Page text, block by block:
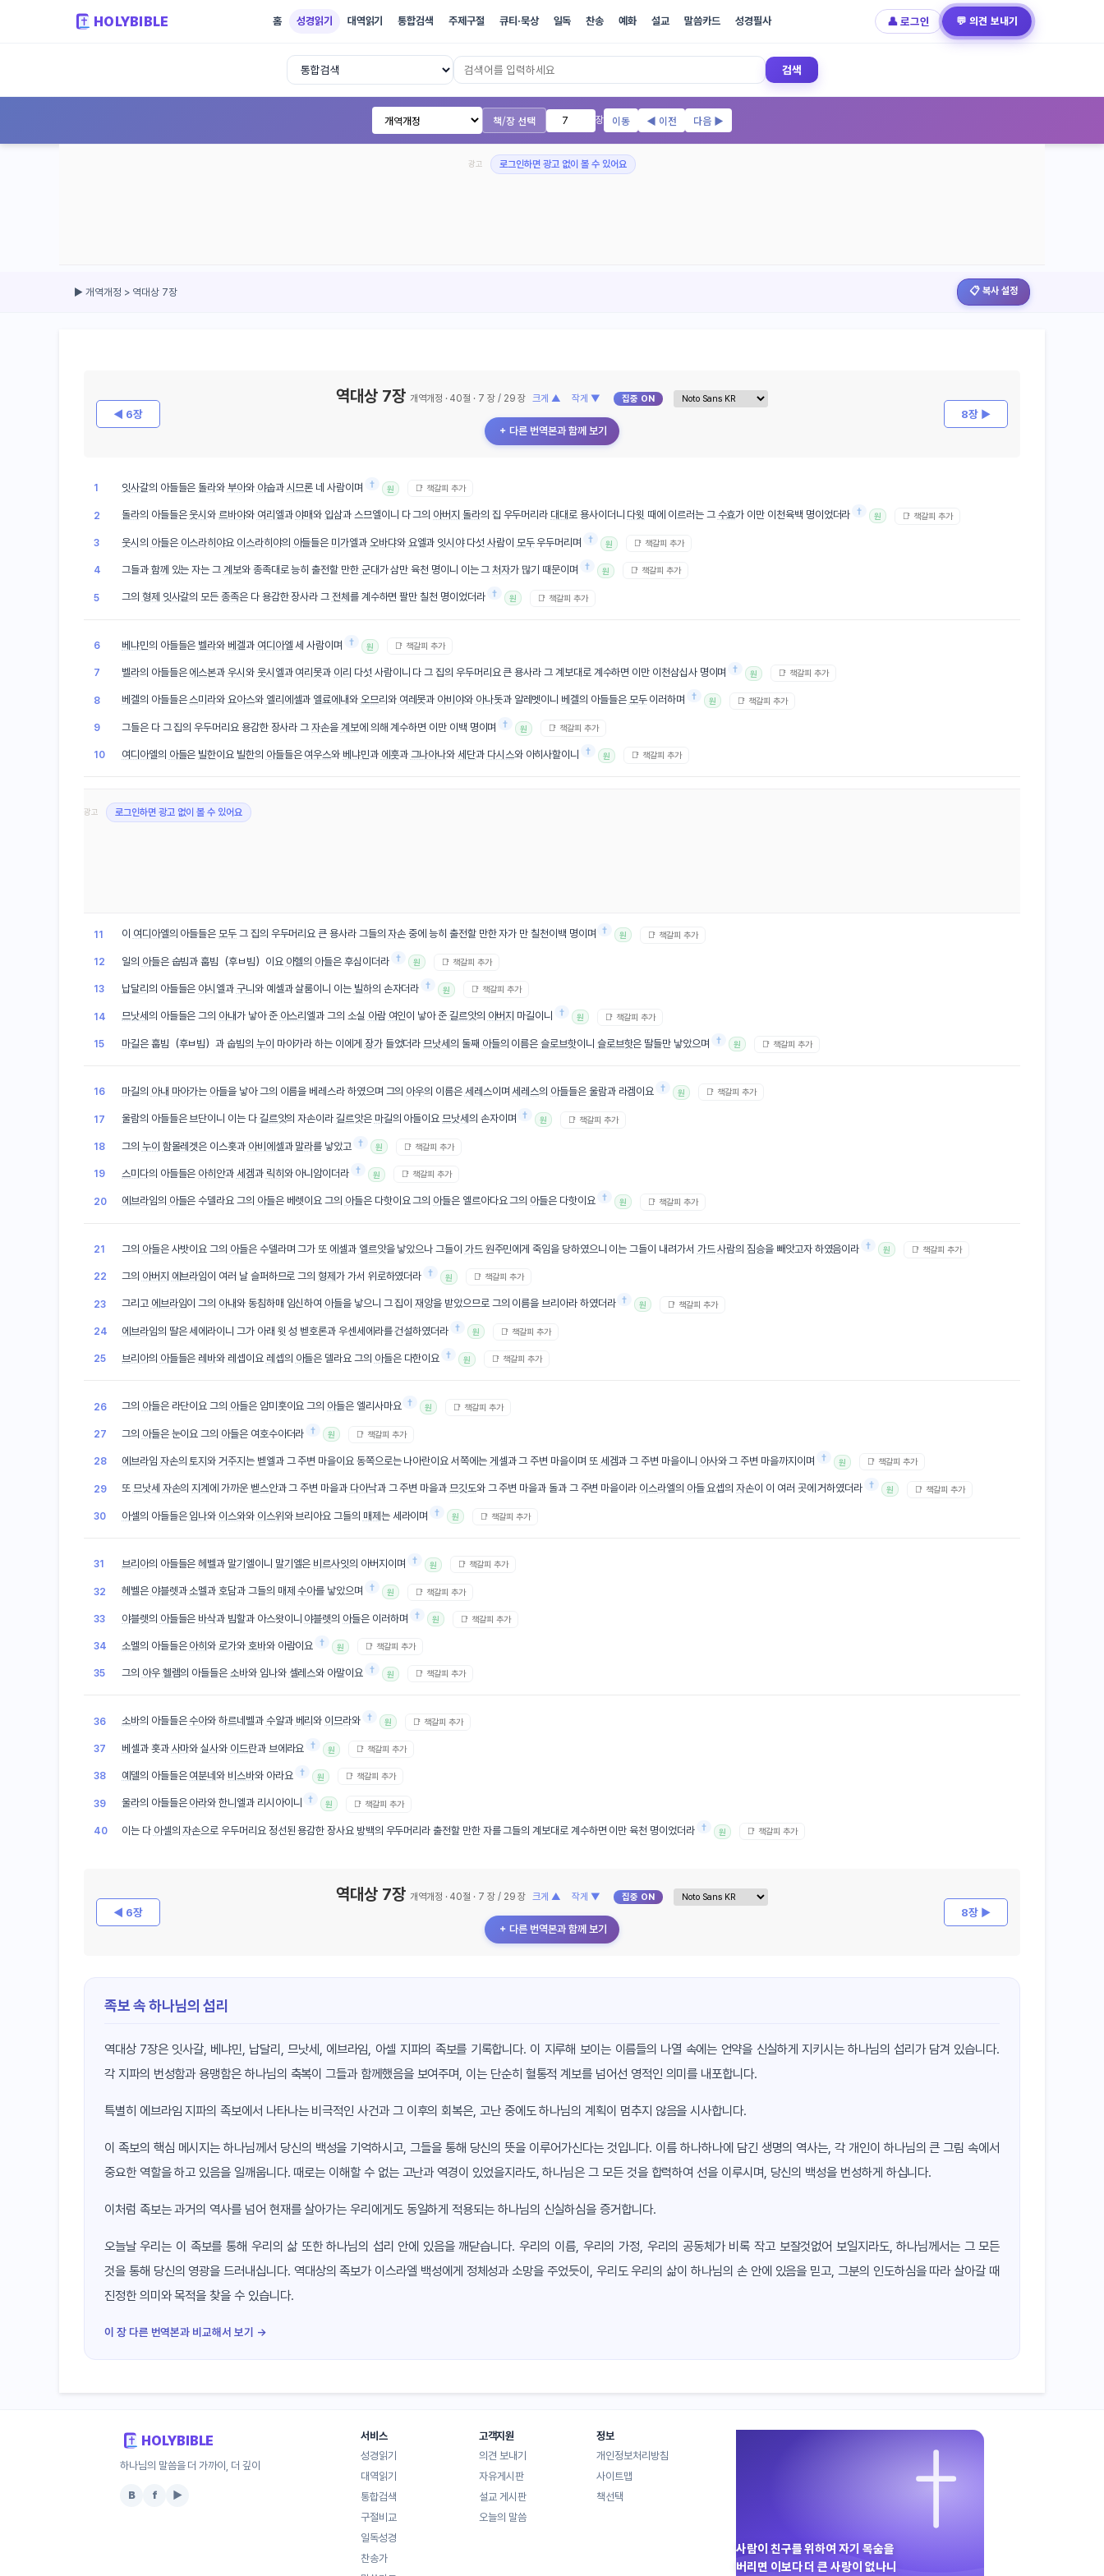
HOLYBIBLE 홈 성경읽기 대역읽기 통합검색 주제구절 큐티·묵상 일독 찬송 예화 설교 말씀카드 성경필사 👤 로그인 💬 의견 보내기
성경읽기 - 개역개정 개역한글 NIV KJV 17개 번역본 온라인 성경 검색
책/장 선택 장 이동 ◀ 이전 다음 ▶
광고 로그인하면 광고 없이 볼 수 있어요
▶ 개역개정 > 역대상 7장 📋 복사 설정
◀ 6장
역대상 7장 개역개정 · 40절 · 7 장 / 29 장 크게 ▲ 작게 ▼ 집중 ON
＋ 다른 번역본과 함께 보기
8장 ▶
1 잇사갈의 아들들은돌라와부아와 야숩과 시므론 네 사람이며 † 원 📑 책갈피 추가
2 돌라의 아들들은웃시와르바야와 여리엘과 야매와 입삼과 스므엘이니 다 그의 아버지 돌라의 집 우두머리라 대대로 용사이더니 다윗 때에 이르러는 그 수효가 이만 이천육백 명이었더라 † 원 📑 책갈피 추가
3 웃시 의 아들은 이스라히야요 이스라히야의 아들들은 미가엘과 오바댜와 요엘과 잇시야다섯 사람이 모두우두머리며 † 원 📑 책갈피 추가
4 그들과 함께 있는 자는 그 계보와 종족대로 능히 출전할 만한 군대가 삼만 육천 명이니 이는 그처자가 많기 때문이며 † 원 📑 책갈피 추가
5 그의 형제 잇사갈의 모든종족은 다 용감한 장사라 그 전체 를 계수하면 팔만 칠천 명이었더라 † 원 📑 책갈피 추가
6 베냐민의 아들들은 벨라와 베겔과 여디아엘 세 사람이며 † 원 📑 책갈피 추가
7 벨라의 아들들은 에스본과우시 와 웃시엘과 여리못과 이리 다섯 사람이니 다 그 집의 우두머리요 큰 용사라 그 계보대로 계수하면 이만 이천삼십사 명이며 † 원 📑 책갈피 추가
8 베겔의 아들들은스미라와요아스와 엘리에셀과 엘료에내와 오므리 와 여레못과 아비야와 아나돗과 알레멧이니 베겔의 아들들은 모두이러하며 † 원 📑 책갈피 추가
9 그들은 다 그 집의 우두머리요 용감한 장사라 그자손을 계보에 의해 계수하면 이만 이백 명이며 † 원 📑 책갈피 추가
10 여디아엘의 아들은 빌한이요 빌한의 아들들은 여우스와 베냐민과 에훗과 그나아나와세단과 다시스와 아히사할이니 † 원 📑 책갈피 추가
광고 로그인하면 광고 없이 볼 수 있어요
11 이 여디아엘의 아들들은모두 그 집의 우두머리요 큰 용사라 그들의자손 중에 능히 출전할 만한 자가 만 칠천이백 명이며 † 원 📑 책갈피 추가
12 일의 아들은 숩빔과 훕빔（후ㅂ빔）이요 아헬의 아들은 후심이더라 † 원 📑 책갈피 추가
13 납달리 의 아들들은 야시엘과 구니 와 예셀과 살룸이니 이는 빌하의 손자더라 † 원 📑 책갈피 추가
14 므낫세 의 아들들은 그의 아내가 낳아 준 아스리엘과 그의 소실 아람 여인이 낳아 준 길르앗의 아버지 마길이니 † 원 📑 책갈피 추가
15 마길은 훕빔（후ㅂ빔）과 숩빔의 누이 마아가라 하는 이에게 장가들었더라 므낫세의 둘째 아들의 이름은슬로브핫이니 슬로브핫은 딸들만 낳았으며 † 원 📑 책갈피 추가
16 마길의 아내 마아가는 아들을 낳아 그의 이름을 베레스라 하였으며 그의 아우의 이름은 세레스이며세레스의 아들들은 울람과 라겜이요 † 원 📑 책갈피 추가
17 울람의 아들들은 브단이니 이는 다 길르앗의 자손이라 길르앗은 마길의 아들이요므낫세 의 손자이며 † 원 📑 책갈피 추가
18 그의 누이 함몰레겟은 이스홋과 아비에셀과 말라를 낳았고 † 원 📑 책갈피 추가
19 스미다의 아들들은 아히안과 세겜과 릭히 와 아니암이더라 † 원 📑 책갈피 추가
20 에브라임의 아들은 수델라요 그의 아들은 베렛이요 그의 아들은 다핫이요 그의 아들은 엘르아다요 그의 아들은 다핫이요 † 원 📑 책갈피 추가
21 그의 아들은 사밧이요 그의 아들은 수델라며 그가 또 에셀과 엘르앗을 낳았으나 그들이 가드 원주민에게 죽임을 당하였으니 이는 그들이 내려가서 가드 사람의짐승을 빼앗고자 하였음이라 † 원 📑 책갈피 추가
22 그의 아버지 에브라임이 여러 날 슬퍼하므로 그의형제가 가서 위로하였더라 † 원 📑 책갈피 추가
23 그리고 에브라임이 그의 아내와 동침하매 임신하여 아들을 낳으니 그 집이재앙을 받았으므로 그의 이름을 브리아라 하였더라 † 원 📑 책갈피 추가
24 에브라임의 딸은 세에라이니 그가 아래 윗 성 벧호론과 우센세에라를 건설하였더라 † 원 📑 책갈피 추가
25 브리아의 아들들은 레바와 레셉이요 레셉의 아들은 델라요 그의 아들은 다한이요 † 원 📑 책갈피 추가
26 그의 아들은 라단이요 그의 아들은 암미훗이요 그의 아들은 엘리사마요 † 원 📑 책갈피 추가
27 그의 아들은 눈이요 그의 아들은 여호수아더라 † 원 📑 책갈피 추가
28 에브라임 자손의토지와거주지 는 벧엘과 그 주변 마을이요 동쪽으로는 나아란이요 서쪽에는 게셀과 그 주변 마을이며 또 세겜과 그 주변 마을이니 아사와 그 주변 마을까지이며 † 원 📑 책갈피 추가
29 또 므낫세 자손의지계 에 가까운 벧스안과 그 주변 마을과 다아낙과 그 주변 마을과 므깃도와 그 주변 마을과 돌과 그 주변 마을이라 이스라엘의 아들요셉의자손이 이 여러 곳에 거하였더라 † 원 📑 책갈피 추가
30 아셀의 아들들은 임나와 이스와와 이스위 와 브리아요 그들의 매제 는 세라이며 † 원 📑 책갈피 추가
31 브리아의 아들들은헤벨과 말기엘이니 말기엘은 비르사잇의 아버지이며 † 원 📑 책갈피 추가
32 헤벨은 야블렛과소멜과호담과 그들의 매제 수아를 낳았으며 † 원 📑 책갈피 추가
33 야블렛의 아들들은 바삭과 빔할과 아스왓이니 야블렛의 아들은 이러하며 † 원 📑 책갈피 추가
34 소멜의 아들들은 아히와로가와 호바와 아람이요 † 원 📑 책갈피 추가
35 그의 아우 헬렘의 아들들은 소바와 임나와 셀레스와 아말이요 † 원 📑 책갈피 추가
36 소바의 아들들은수아와하르네벨과 수알과 베리와 이므라와 † 원 📑 책갈피 추가
37 베셀과 홋과 사마와실사와 이드란과 브에라요 † 원 📑 책갈피 추가
38 예델의 아들들은 여분네와 비스바와 아라요 † 원 📑 책갈피 추가
39 울라의 아들들은 아라와한니엘과 리시아이니 † 원 📑 책갈피 추가
40 이는 다 아셀의자손으로 우두머리요 정선된 용감한 장사요 방백의 우두머리라 출전할 만한 자를 그들의 계보대로 계수하면 이만 육천 명이었더라 † 원 📑 책갈피 추가
◀ 6장
역대상 7장 개역개정 · 40절 · 7 장 / 29 장 크게 ▲ 작게 ▼ 집중 ON
＋ 다른 번역본과 함께 보기
8장 ▶
족보 속 하나님의 섭리
역대상 7장은 잇사갈, 베냐민, 납달리, 므낫세, 에브라임, 아셀 지파의 족보를 기록합니다. 이 지루해 보이는 이름들의 나열 속에는 언약을 신실하게 지키시는 하나님의 섭리가 담겨 있습니다.
각 지파의 번성함과 용맹함은 하나님의 축복이 그들과 함께했음을 보여주며, 이는 단순히 혈통적 계보를 넘어선 영적인 의미를 내포합니다.
특별히 에브라임 지파의 족보에서 나타나는 비극적인 사건과 그 이후의 회복은, 고난 중에도 하나님의 계획이 멈추지 않음을 시사합니다.
이 족보의 핵심 메시지는 하나님께서 당신의 백성을 기억하시고, 그들을 통해 당신의 뜻을 이루어가신다는 것입니다. 이름 하나하나에 담긴 생명의 역사는, 각 개인이 하나님의 큰 그림 속에서
중요한 역할을 하고 있음을 일깨웁니다. 때로는 이해할 수 없는 고난과 역경이 있었을지라도, 하나님은 그 모든 것을 합력하여 선을 이루시며, 당신의 백성을 번성하게 하십니다.
이처럼 족보는 과거의 역사를 넘어 현재를 살아가는 우리에게도 동일하게 적용되는 하나님의 신실하심을 증거합니다.
오늘날 우리는 이 족보를 통해 우리의 삶 또한 하나님의 섭리 안에 있음을 깨닫습니다. 우리의 이름, 우리의 가정, 우리의 공동체가 비록 작고 보잘것없어 보일지라도, 하나님께서는 그 모든
것을 통해 당신의 영광을 드러내십니다. 역대상의 족보가 이스라엘 백성에게 정체성과 소망을 주었듯이, 우리도 우리의 삶이 하나님의 손 안에 있음을 믿고, 그분의 인도하심을 따라 살아갈 때
진정한 의미와 목적을 찾을 수 있습니다.
이 장 다른 번역본과 비교해서 보기 →
HOLYBIBLE
하나님의 말씀을 더 가까이, 더 깊이
B f ▶
서비스
성경읽기
대역읽기
통합검색
구절비교
일독성경
찬송가
고객지원
의견 보내기
자유게시판
설교 게시판
오늘의 말씀
정보
개인정보처리방침
사이트맵
책선택
사람이 친구를 위하여 자기 목숨을
버리면 이보다 더 큰 사랑이 없나니